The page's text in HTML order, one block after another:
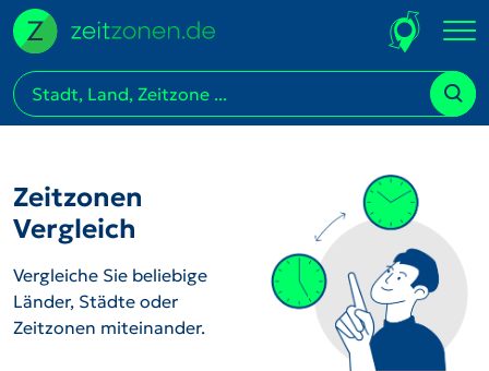
Zeitzonen
Vergleich
Vergleiche Sie beliebige
Länder, Städte oder
Zeitzonen miteinander.